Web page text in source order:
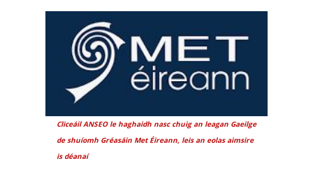
Cliceáil ANSEO le haghaidh nasc chuig an leagan Gaeilge
de shuíomh Gréasáin Met Éireann, leis an eolas aimsire
is déanaí